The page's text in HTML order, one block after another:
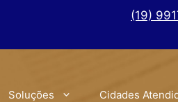
(19)
Soluções Cidades